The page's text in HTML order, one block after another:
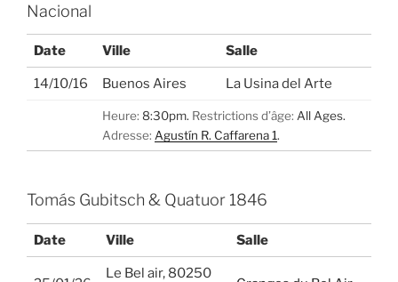
Nacional
Date Ville Salle
14/10/16 Buenos Aires La Usina del Arte
Heure: 8:30pm. Restrictions d’âge: All Ages.
Adresse: Agustín R. Caffarena 1.
Tomás Gubitsch & Quatuor 1846
Date Ville Salle
Le Bel air, 80250